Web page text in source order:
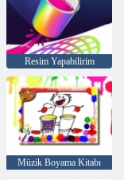
Resim Yapabilirim
Müzik Boyama Kitabı